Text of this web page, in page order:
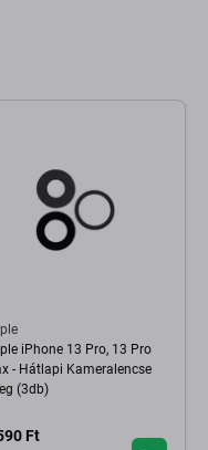
iPhone 13 Pro, 13 Pro
- Hátlapi Kameralencse
(3db)
Ft